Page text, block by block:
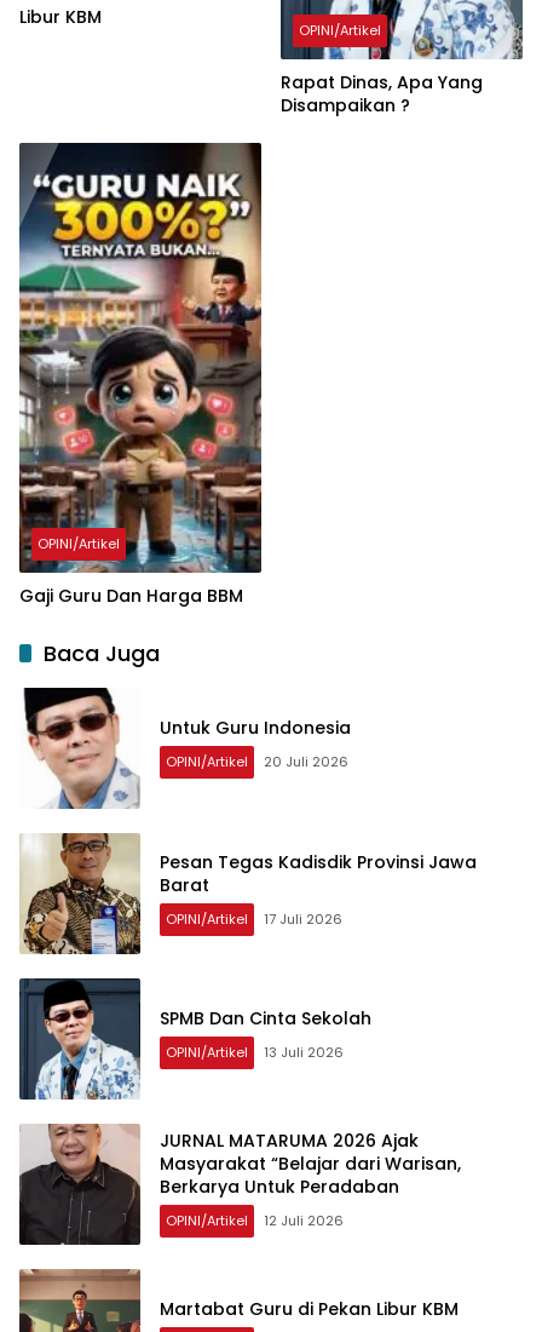
Libur KBM
OPINI/Artikel
Rapat Dinas, Apa Yang
Disampaikan ?
OPINI/Artikel
Gaji Guru Dan Harga BBM
Baca Juga
Untuk Guru Indonesia
OPINI/Artikel 20 Juli 2026
Pesan Tegas Kadisdik Provinsi Jawa
Barat
OPINI/Artikel 17 Juli 2026
SPMB Dan Cinta Sekolah
OPINI/Artikel 13 Juli 2026
JURNAL MATARUMA 2026 Ajak
Masyarakat “Belajar dari Warisan,
Berkarya Untuk Peradaban
OPINI/Artikel 12 Juli 2026
Martabat Guru di Pekan Libur KBM